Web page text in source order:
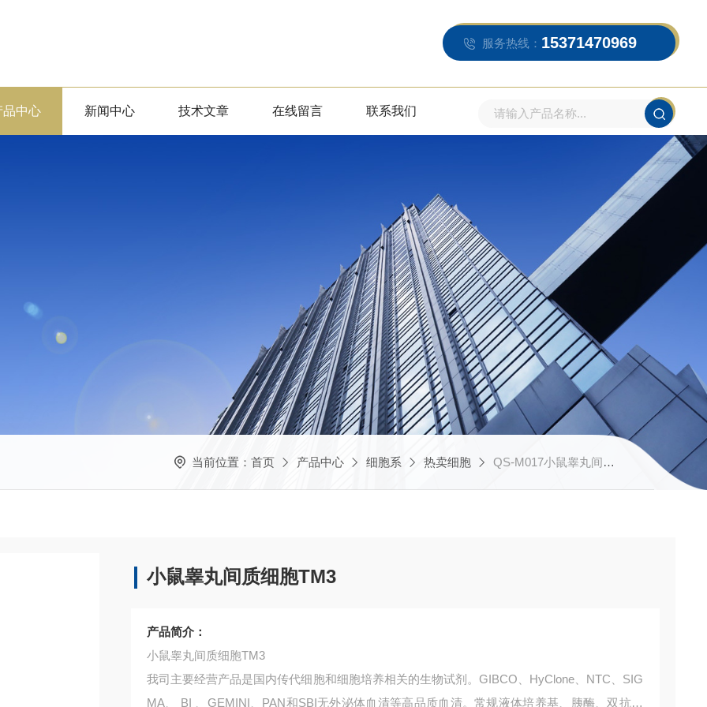
服务热线： 15371470969
品中心 新闻中心 技术文章 在线留言 联系我们
当前位置： 首页 产品中心 细胞系 热卖细胞 QS-M017小鼠睾丸间质细胞TM3
小鼠睾丸间质细胞TM3
产品简介：
小鼠睾丸间质细胞TM3
我司主要经营产品是国内传代细胞和细胞培养相关的生物试剂。GIBCO、HyClone、NTC、SIG
MA、 BI 、GEMINI、PAN和SBI无外泌体血清等高品质血清。常规液体培养基、胰酶、双抗、